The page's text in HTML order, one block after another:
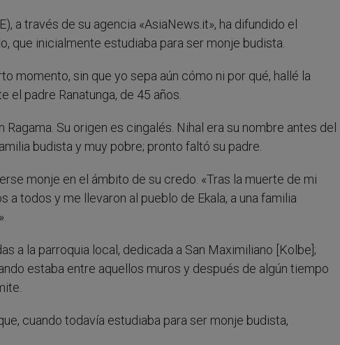
a través de su agencia «AsiaNews.it», ha difundido el
que inicialmente estudiaba para ser monje budista.
momento, sin que yo sepa aún cómo ni por qué, hallé la
el padre Ranatunga, de 45 años.
Su origen es cingalés. Nihal era su nombre antes del
budista y muy pobre; pronto faltó su padre.
monje en el ámbito de su credo. «Tras la muerte de mi
todos y me llevaron al pueblo de Ekala, a una familia
a la parroquia local, dedicada a San Maximiliano [Kolbe];
estaba entre aquellos muros y después de algún tiempo
cuando todavía estudiaba para ser monje budista,